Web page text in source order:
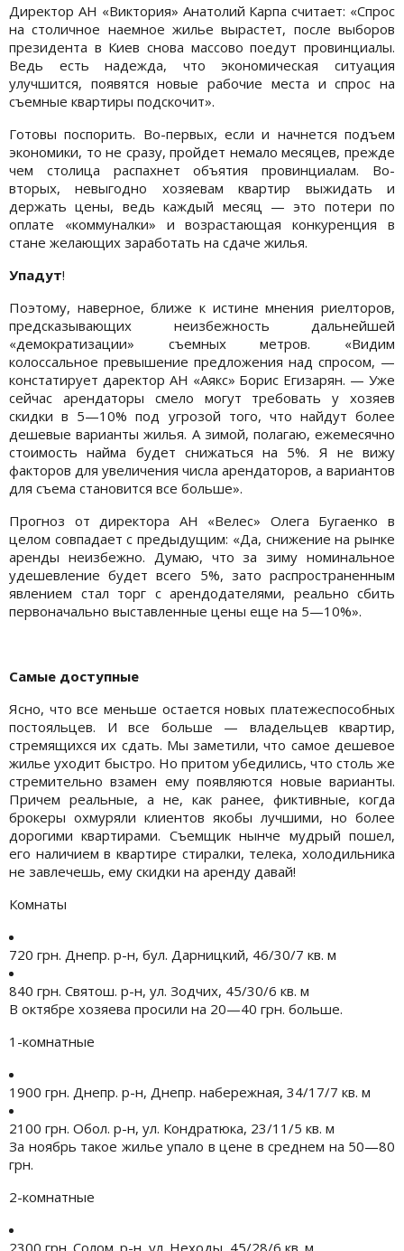
Директор АН «Виктория» Анатолий Карпа считает: «Спрос
на столичное наемное жилье вырастет, после выборов
президента в Киев снова массово поедут провинциалы.
Ведь есть надежда, что экономическая ситуация
улучшится, появятся новые рабочие места и спрос на
съемные квартиры подскочит».
Готовы поспорить. Во-первых, если и начнется подъем
экономики, то не сразу, пройдет немало месяцев, прежде
чем столица распахнет объятия провинциалам. Во-
вторых, невыгодно хозяевам квартир выжидать и
держать цены, ведь каждый месяц — это потери по
оплате «коммуналки» и возрастающая конкуренция в
стане желающих заработать на сдаче жилья.
Упадут!
Поэтому, наверное, ближе к истине мнения риелторов,
предсказывающих неизбежность дальнейшей
«демократизации» съемных метров. «Видим
колоссальное превышение предложения над спросом, —
констатирует даректор АН «Аякс» Борис Егизарян. — Уже
сейчас арендаторы смело могут требовать у хозяев
скидки в 5—10% под угрозой того, что найдут более
дешевые варианты жилья. А зимой, полагаю, ежемесячно
стоимость найма будет снижаться на 5%. Я не вижу
факторов для увеличения числа арендаторов, а вариантов
для съема становится все больше».
Прогноз от директора АН «Велес» Олега Бугаенко в
целом совпадает с предыдущим: «Да, снижение на рынке
аренды неизбежно. Думаю, что за зиму номинальное
удешевление будет всего 5%, зато распространенным
явлением стал торг с арендодателями, реально сбить
первоначально выставленные цены еще на 5—10%».
Самые доступные
Ясно, что все меньше остается новых платежеспособных
постояльцев. И все больше — владельцев квартир,
стремящихся их сдать. Мы заметили, что самое дешевое
жилье уходит быстро. Но притом убедились, что столь же
стремительно взамен ему появляются новые варианты.
Причем реальные, а не, как ранее, фиктивные, когда
брокеры охмуряли клиентов якобы лучшими, но более
дорогими квартирами. Съемщик нынче мудрый пошел,
его наличием в квартире стиралки, телека, холодильника
не завлечешь, ему скидки на аренду давай!
Комнаты
720 грн. Днепр. р-н, бул. Дарницкий, 46/30/7 кв. м
840 грн. Святош. р-н, ул. Зодчих, 45/30/6 кв. м
В октябре хозяева просили на 20—40 грн. больше.
1-комнатные
1900 грн. Днепр. р-н, Днепр. набережная, 34/17/7 кв. м
2100 грн. Обол. р-н, ул. Кондратюка, 23/11/5 кв. м
За ноябрь такое жилье упало в цене в среднем на 50—80
грн.
2-комнатные
2300 грн. Солом. р-н, ул. Неходы, 45/28/6 кв. м